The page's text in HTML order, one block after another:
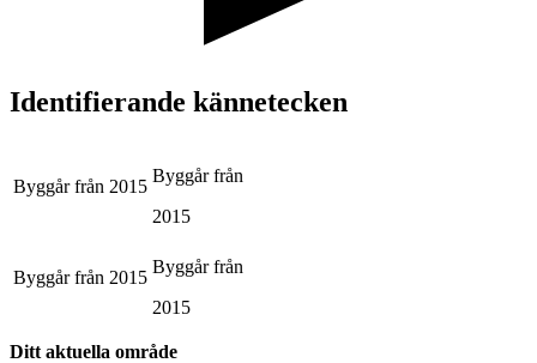
Identifierande kännetecken
Byggår från 2015
Byggår från
2015
Byggår från 2015
Byggår från
2015
Ditt aktuella område